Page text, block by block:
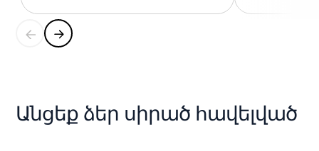
Անցեք ձեր սիրած հավելված